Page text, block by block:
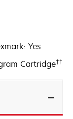
Yes
Cartridge††